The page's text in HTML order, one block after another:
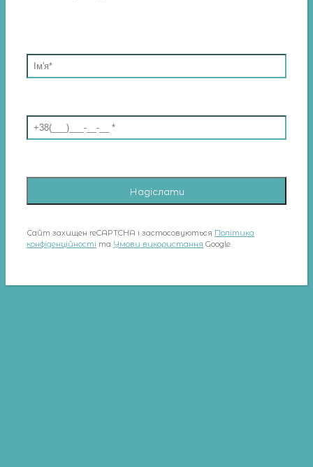
Сайт захищен reCAPTCHA і застосовуються Політика
конфіденційності та Умови використання Google.